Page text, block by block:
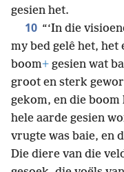
gesien het.
10 “‘In die
my bed gelê het, het
boom+ gesien wat
groot en sterk
gekom, en die
hele aarde gesien
vrugte was baie, en
Die diere van die